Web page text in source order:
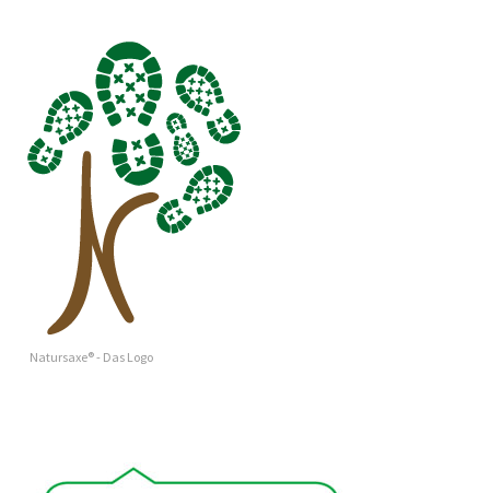
Natursaxe® - Das Logo